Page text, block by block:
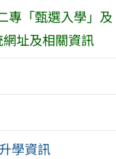
專「甄選入學」
址及相關資訊
升學資訊